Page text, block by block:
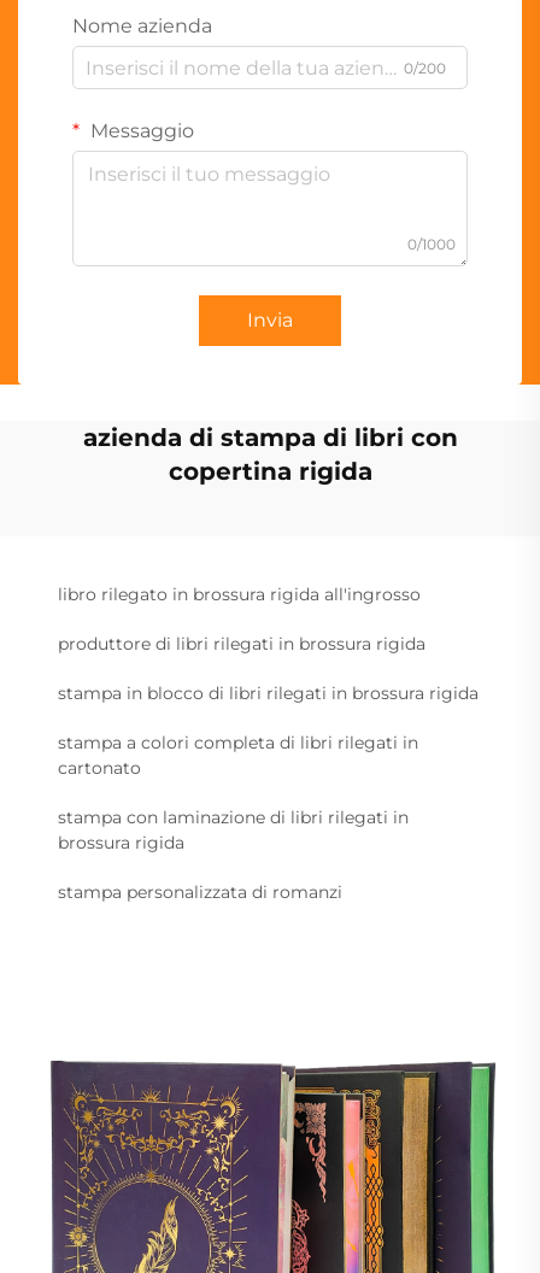
Nome azienda
0/200
Messaggio
0/1000
Invia
azienda di stampa di libri con
copertina rigida
libro rilegato in brossura rigida all'ingrosso
produttore di libri rilegati in brossura rigida
stampa in blocco di libri rilegati in brossura rigida
stampa a colori completa di libri rilegati in
cartonato
stampa con laminazione di libri rilegati in
brossura rigida
stampa personalizzata di romanzi